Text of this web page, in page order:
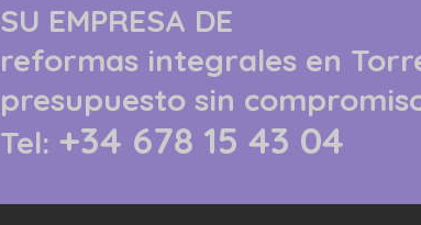
SU EMPRESA DE
reformas integrales en
presupuesto sin
Tel: +34 678 15 43 04